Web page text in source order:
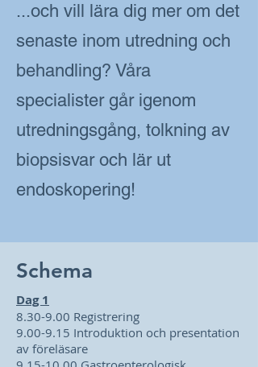
...och vill lära dig mer om det
senaste inom utredning och
behandling? Våra
specialister går igenom
utredningsgång, tolkning av
biopsisvar och lär ut
endoskopering!
Schema
Dag 1
8.30-9.00 Registrering
9.00-9.15 Introduktion och presentation
av föreläsare